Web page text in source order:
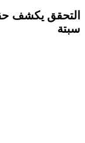
التحقق يكشف
سبتة